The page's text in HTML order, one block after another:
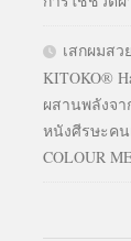
เสกผมสว
KITOKO®
ผสานพลังจ
หนังศีรษะคน
COLOUR